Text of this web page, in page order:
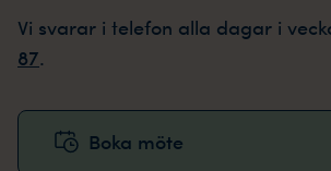
Vi svarar i telefon alla dagar i
87.
Boka möte